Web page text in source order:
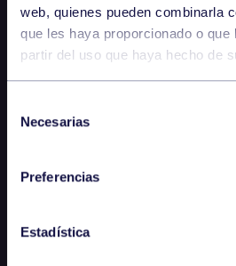
web, quienes pueden combinarla
que les haya proporcionado o que
partir del uso que haya hecho de
Necesarias
Preferencias
Estadística